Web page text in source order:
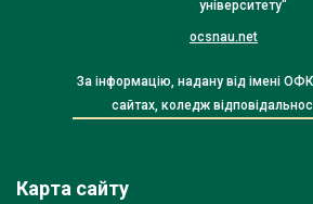
університету"
ocsnau.net
За інформацію, надану від імені
сайтах, коледж
Карта сайту